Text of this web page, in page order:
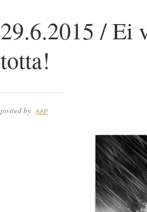
29.6.2015 / Ei
totta!
posted by AAP